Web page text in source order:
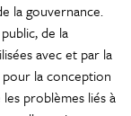
la gouvernance.
de la
avec et par la
pour la conception
problèmes liés à